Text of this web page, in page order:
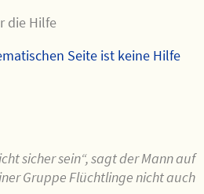
die Hilfe
Seite ist keine Hilfe
sicher sein“, sagt der Mann auf
Gruppe Flüchtlinge nicht auch